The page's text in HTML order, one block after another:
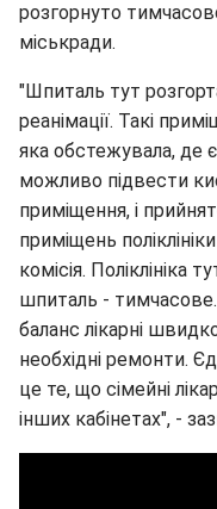
розгорнуто
міськради.
"Шпиталь тут
реанімації. Такі
яка обстежувала, де є
можливо підвести
приміщення, і
приміщень
комісія. Поліклініка
шпиталь -
баланс лікарні
необхідні ремонти.
це те, що сімейні
інших кабінетах", -